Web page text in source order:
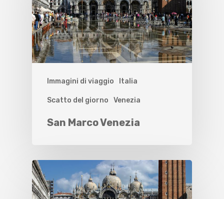
Immagini di viaggio Italia
Scatto del giorno Venezia
San Marco Venezia